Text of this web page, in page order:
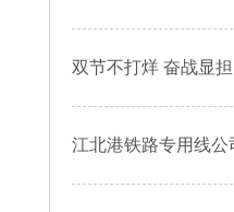
双节不打烊 奋战显
江北港铁路专用线